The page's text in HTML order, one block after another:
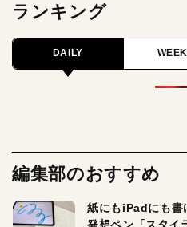
ランキング
DAILY
編集部のおすすめ
紙にもiPadにも書
発想ペン「スタイ